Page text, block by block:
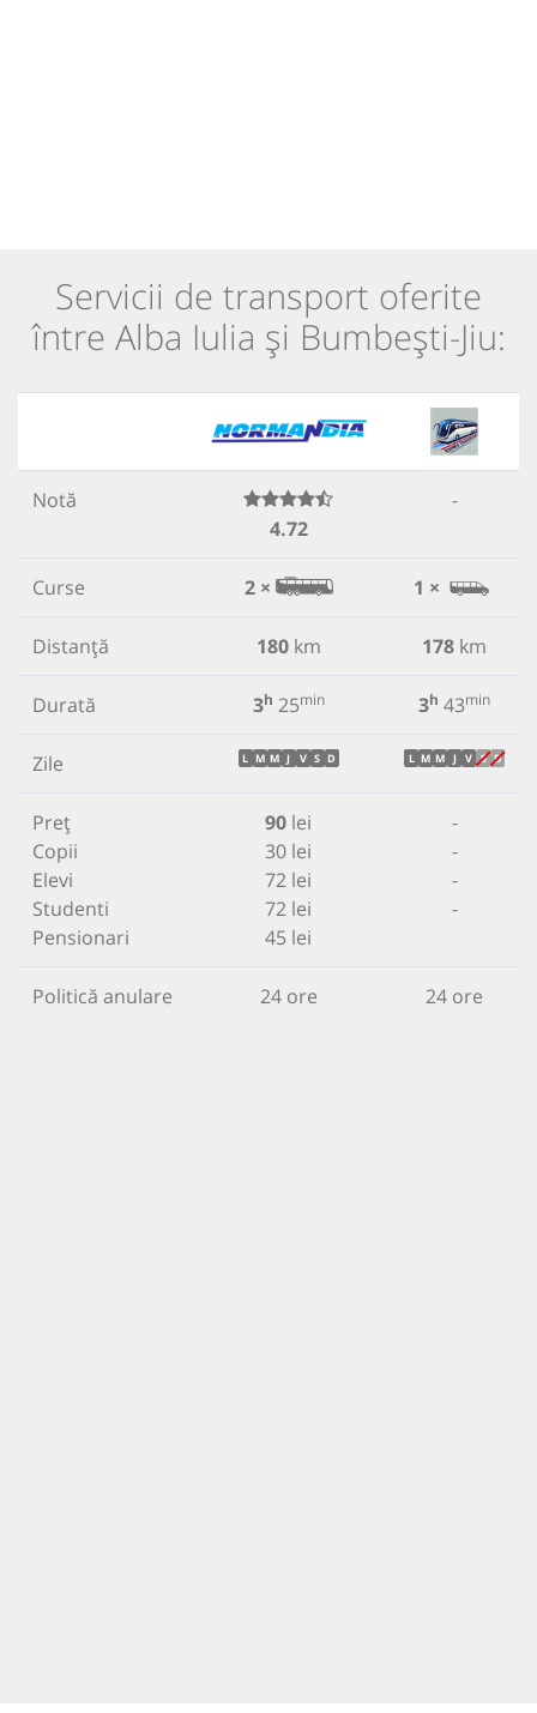
Servicii de transport oferite
între Alba Iulia și Bumbești-Jiu:
Notă
4.72
-
Curse 2 × 1 ×
Distanță 180km 178 km
Durată 3h 25min 3h 43min
Zile L M M J V S D L M M J V S D
Preț
Copii
Elevi
Studenti
Pensionari
90 lei
30 lei
72 lei
72 lei
45 lei
-
-
-
-
Politică anulare 24 ore 24 ore